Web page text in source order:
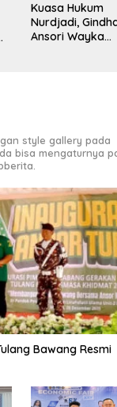
Kuasa Hukum
Nurdjadi,
Ansori Wayka
style gallery pada
bisa mengaturnya
Bawang Resmi